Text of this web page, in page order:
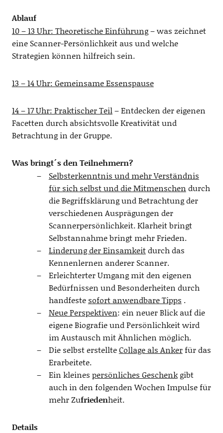
Ablauf
10 – 13 Uhr: Theoretische Einführung– was zeichnet
eine Scanner-Persönlichkeit aus und welche
Strategien können hilfreich sein.
13 – 14 Uhr: Gemeinsame Essenspause
14 – 17 Uhr: Praktischer Teil– Entdecken der eigenen
Facetten durch absichtsvolle Kreativität und
Betrachtung in der Gruppe.
Was bringt´s den Teilnehmern?
Selbsterkenntnis und mehr Verständnis
für sich selbst und die Mitmenschen durch
die Begriffsklärung und Betrachtung der
verschiedenen Ausprägungen der
Scannerpersönlichkeit. Klarheit bringt
Selbstannahme bringt mehr Frieden.
Linderung der Einsamkeitdurch das
Kennenlernen anderer Scanner.
Erleichterter Umgang mit den eigenen
Bedürfnissen und Besonderheiten durch
handfeste sofort anwendbare Tipps .
Neue Perspektiven: ein neuer Blick auf die
eigene Biografie und Persönlichkeit wird
im Austausch mit Ähnlichen möglich.
Die selbst erstellteCollage als Ankerfür das
Erarbeitete.
Ein kleines persönliches Geschenkgibt
auch in den folgenden Wochen Impulse für
mehr Zufriedenheit.
Details